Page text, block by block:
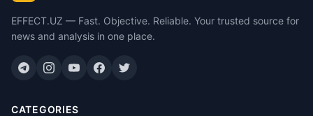
EFFECT.UZ — Fast. Objective. Reliable. Your trusted source for
news and analysis in one place.
CATEGORIES